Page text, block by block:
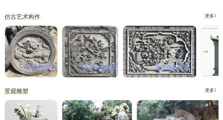
仿古艺术构件 更多》
景观雕塑 更多》